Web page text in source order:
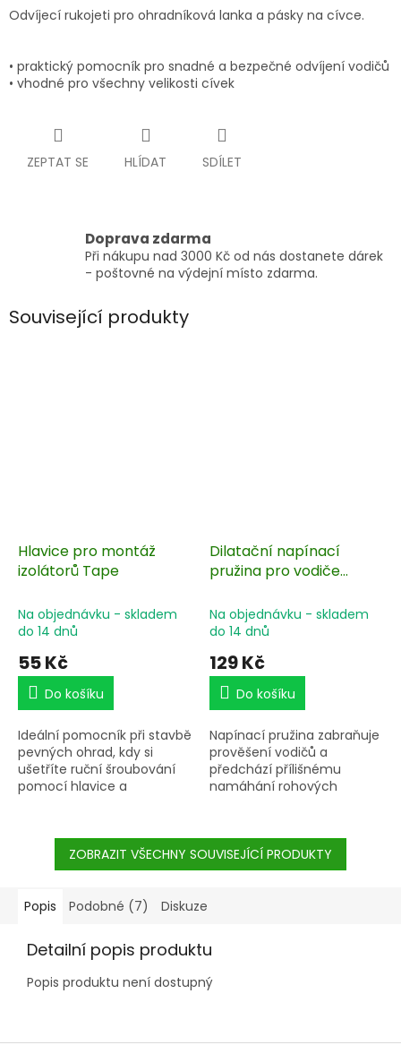
Odvíjecí rukojeti pro ohradníková lanka a pásky na cívce.
• praktický pomocník pro snadné a bezpečné odvíjení vodičů
• vhodné pro všechny velikosti cívek
ZEPTAT SE HLÍDAT SDÍLET
Doprava zdarma
Při nákupu nad 3000 Kč od nás dostanete dárek
- poštovné na výdejní místo zdarma.
Související produkty
Hlavice pro montáž
izolátorů Tape
Na objednávku - skladem
do 14 dnů
55 Kč
Do košíku
Ideální pomocník při stavbě
pevných ohrad, kdy si
ušetříte ruční šroubování
pomocí hlavice a
Pro všechny kulaté
izolátory a izolátory na
pásku MaxiTape.
Dilatační napínací
pružina pro vodiče
nerezová 435 mm
Na objednávku - skladem
do 14 dnů
129 Kč
Do košíku
Napínací pružina zabraňuje
prověšení vodičů a
předchází přílišnému
namáhání rohových
43 mm. Pro ocelový drát
do Ø 2,5 mm.
ZOBRAZIT VŠECHNY SOUVISEJÍCÍ PRODUKTY
Popis Podobné (7) Diskuze
Detailní popis produktu
Popis produktu není dostupný